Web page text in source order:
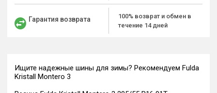
Гарантия возврата
100% возврат и обмен в
течение 14 дней
Ищите надежные шины для зимы? Рекомендуем Fulda
Kristall Montero 3